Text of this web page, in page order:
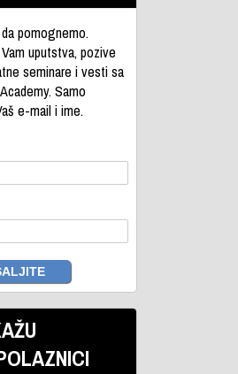
pomognemo.
uputstva, pozive
seminare i vesti sa
Samo
e-mail i ime.